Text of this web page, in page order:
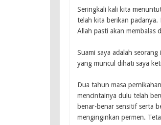
Seringkali kali kita
telah kita berikan padanya.
Allah pasti akan membalas
Suami saya adalah
yang muncul dihati saya
Dua tahun masa
mencintainya dulu telah
benar-benar sensitif serta
menginginkan permen.